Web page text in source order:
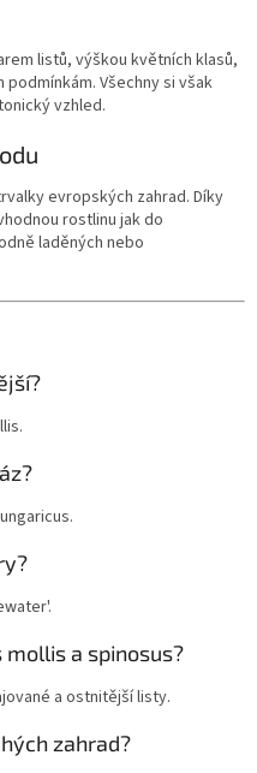
listů, výškou květních klasů,
Všechny si však
vzhled.
evropských zahrad. Díky
rostlinu jak do
laděných nebo
mollis a spinosus?
a ostnitější listy.
zahrad?